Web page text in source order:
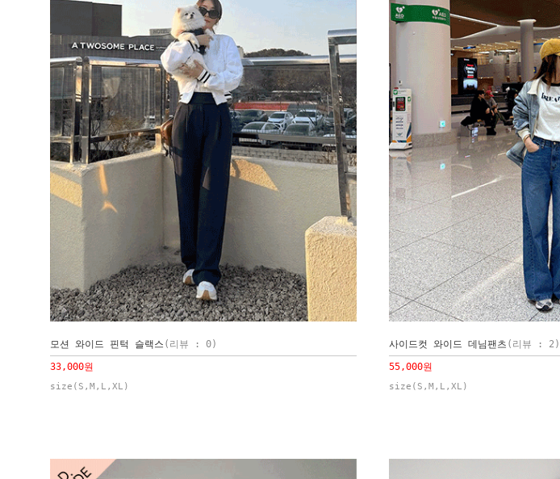
모션 와이드 핀턱 슬랙스 (리뷰 : 0)
33,000원
size(S,M,L,XL)
사이드컷 와이드 데님팬츠 (리뷰 : 2)
55,000원
size(S,M,L,XL)